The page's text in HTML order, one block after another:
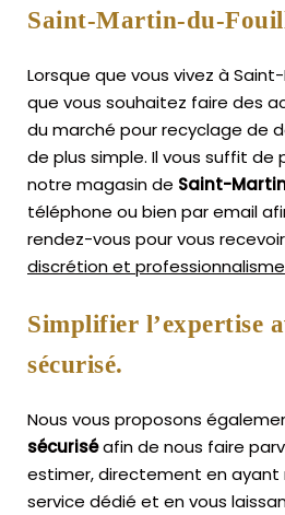
Saint-Martin-du-
Lorsque que vous vivez à
que vous souhaitez faire des
du marché pour recyclage de
de plus simple. Il vous suffit de
notre magasin de Saint-
téléphone ou bien par email
rendez-vous pour vous
discrétion et professionnalisme
Simplifier l’expertise
sécurisé.
Nous vous proposons
sécuriséafin de nous faire
estimer, directement en ayant
service dédié et en vous